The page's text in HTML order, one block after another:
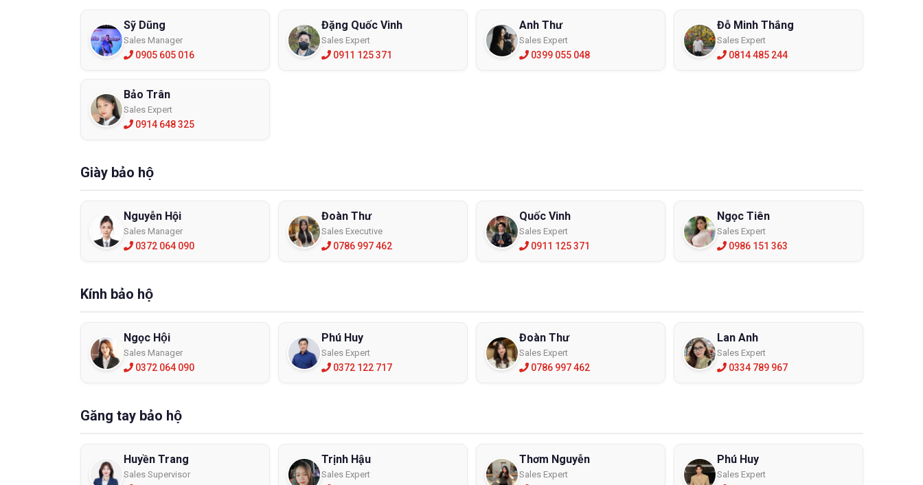
Sỹ Dũng
Sales Manager
0905 605 016
Đặng Quốc Vinh
Sales Expert
0911 125 371
Anh Thư
Sales Expert
0399 055 048
Đỗ Minh Thắng
Sales Expert
0814 485 244
Bảo Trân
Sales Expert
0914 648 325
Giày bảo hộ
Nguyễn Hội
Sales Manager
0372 064 090
Đoàn Thư
Sales Executive
0786 997 462
Quốc Vinh
Sales Expert
0911 125 371
Ngọc Tiên
Sales Expert
0986 151 363
Kính bảo hộ
Ngọc Hội
Sales Manager
0372 064 090
Phú Huy
Sales Expert
0372 122 717
Đoàn Thư
Sales Expert
0786 997 462
Lan Anh
Sales Expert
0334 789 967
Găng tay bảo hộ
Huyền Trang
Sales Supervisor
Trịnh Hậu
Sales Expert
Thơm Nguyễn
Sales Expert
Phú Huy
Sales Expert